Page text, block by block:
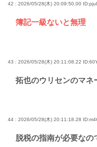
42 : 2026/05/28(木) 20:09:50.00
簿記一級ないと無理
43 : 2026/05/28(木) 20:11:08.22
拓也のウリセンのマネ
44 : 2026/05/28(木) 20:11:18.28
脱税の指南が必要なの